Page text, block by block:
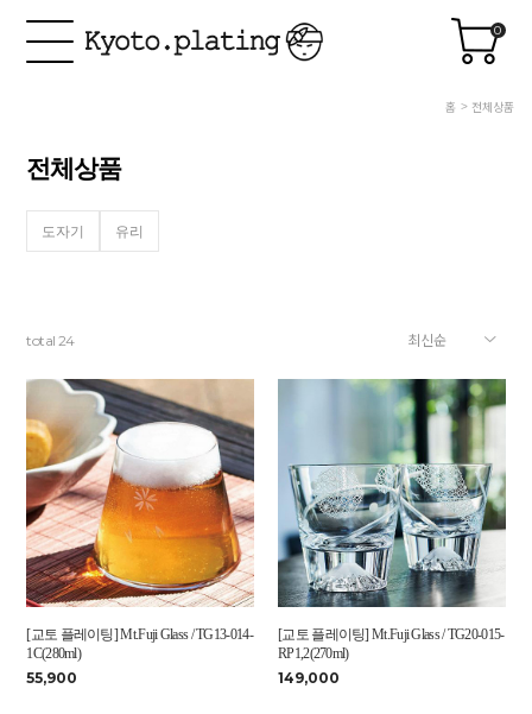
0
홈 전체상품
전체상품
도자기 유리
total 24
[교토 플레이팅] Mt.Fuji Glass / TG13-014-
1C(280ml)
55,900
[교토 플레이팅] Mt.Fuji Glass / TG20-015-
RP1,2(270ml)
149,000